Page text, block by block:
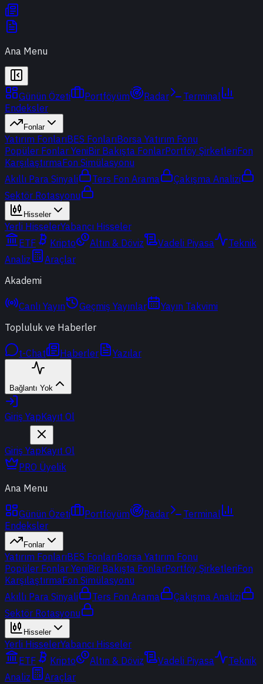
Ana Menu
Günün Özeti Portföyüm Radar
Terminal
Endeksler
Fonlar
Yatırım FonlarıBES FonlarıBorsa Yatırım Fonu
Popüler Fonlar YeniBir Bakışta FonlarPortföy ŞirketleriFon
KarşılaştırmaFon Simülasyonu
Akıllı Para Sinyali
Ters Fon Arama
Çakışma Analizi
Sektör Rotasyonu
Hisseler
Yerli HisselerYabancı Hisseler
ETF
Kripto Altın & Döviz Vadeli Piyasa
Teknik
Analiz
Araçlar
Akademi
Canlı Yayın Geçmiş Yayınlar
Yayın Takvimi
Topluluk ve Haberler
t-Chat Haberler Yazılar
Bağlantı Yok
Giriş YapKayıt Ol
Giriş YapKayıt Ol
PRO Üyelik
Ana Menu
Günün Özeti Portföyüm Radar
Terminal
Endeksler
Fonlar
Yatırım FonlarıBES FonlarıBorsa Yatırım Fonu
Popüler Fonlar YeniBir Bakışta FonlarPortföy ŞirketleriFon
KarşılaştırmaFon Simülasyonu
Akıllı Para Sinyali
Ters Fon Arama
Çakışma Analizi
Sektör Rotasyonu
Hisseler
Yerli HisselerYabancı Hisseler
ETF
Kripto Altın & Döviz Vadeli Piyasa
Teknik
Analiz
Araçlar